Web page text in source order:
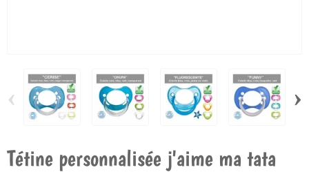
‹ ›
Tétine personnalisée j'aime ma tata